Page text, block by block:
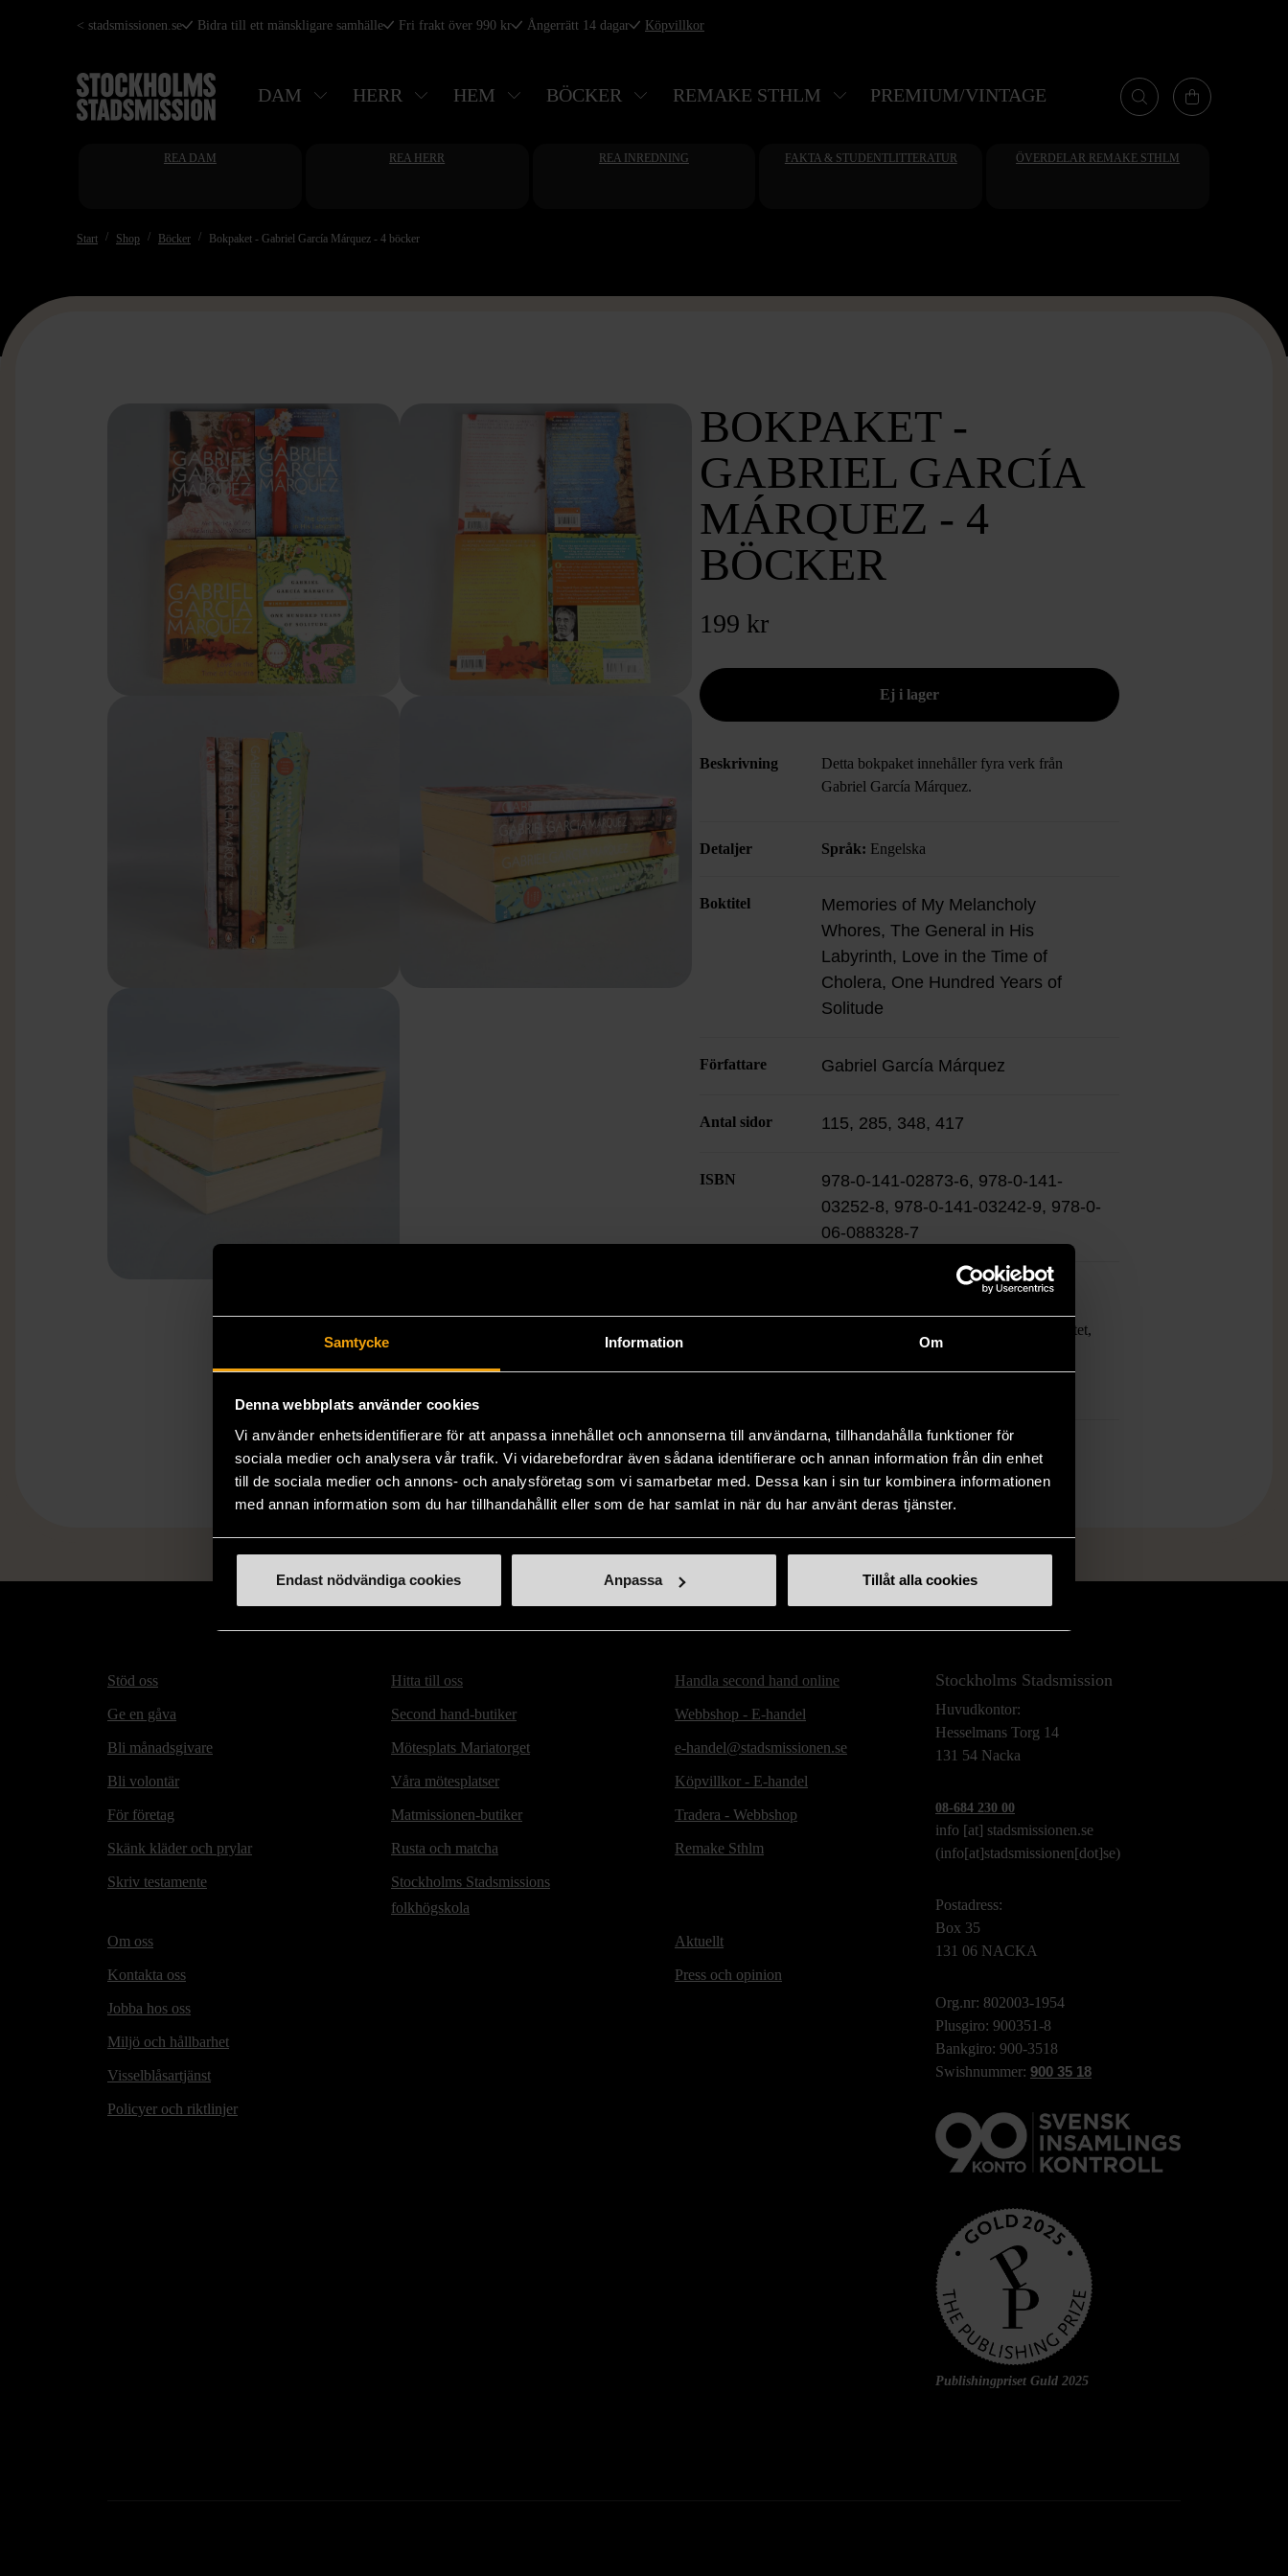
Samtycke Information Om
Denna webbplats använder cookies
Vi använder enhetsidentifierare för att anpassa innehållet och annonserna till användarna, tillhandahålla funktioner för
sociala medier och analysera vår trafik. Vi vidarebefordrar även sådana identifierare och annan information från din enhet
till de sociala medier och annons- och analysföretag som vi samarbetar med. Dessa kan i sin tur kombinera informationen
med annan information som du har tillhandahållit eller som de har samlat in när du har använt deras tjänster.
Endast nödvändiga cookies Anpassa Tillåt alla cookies
Hoppa
huvudinnehåll
< stadsmissionen.se Bidra till ett mänskligare samhälle Fri frakt över 990 kr Ångerrätt 14 dagar Köpvillkor
DAM HERR HEM BÖCKER REMAKE STHLM PREMIUM/VINTAGE
REA DAM REA HERR REA INREDNING FAKTA & STUDENTLITTERATUR ÖVERDELAR REMAKE STHLM
Start Shop Böcker Bokpaket - Gabriel García Márquez - 4 böcker
BOKPAKET -
GABRIEL GARCÍA
MÁRQUEZ - 4
BÖCKER
199 kr
Beskrivning
Detta bokpaket innehåller fyra verk från
Gabriel García Márquez.
Detaljer Språk: Engelska
Boktitel
Memories of My Melancholy
Whores, The General in His
Labyrinth, Love in the Time of
Cholera, One Hundred Years of
Solitude
Författare Gabriel García Márquez
Antal sidor 115, 285, 348, 417
ISBN
978-0-141-02873-6, 978-0-141-
03252-8, 978-0-141-03242-9, 978-0-
06-088328-7
Produkten har använts men är av fin kvalitet,
det kan förekomma mindre förslitningar.
Stöd oss
Ge en gåva
Bli månadsgivare
Bli volontär
För företag
Skänk kläder och prylar
Skriv testamente
Hitta till oss
Second hand-butiker
Mötesplats Mariatorget
Våra mötesplatser
Matmissionen-butiker
Rusta och matcha
Stockholms Stadsmissions
folkhögskola
Handla second hand online
Webbshop - E-handel
e-handel@stadsmissionen.se
Köpvillkor - E-handel
Tradera - Webbshop
Remake Sthlm
Om oss
Kontakta oss
Jobba hos oss
Miljö och hållbarhet
Visselblåsartjänst
Policyer och riktlinjer
Aktuellt
Press och opinion
Stockholms Stadsmission
Huvudkontor:
Hesselmans Torg 14
131 54 Nacka
08-684 230 00
info [at] stadsmissionen.se
(info[at]stadsmissionen[dot]se)
Postadress:
Box 35
131 06 NACKA
Org.nr: 802003-1954
Plusgiro: 900351-8
Bankgiro: 900-3518
Swishnummer: 900 35 18
Publishingpriset Guld 2025